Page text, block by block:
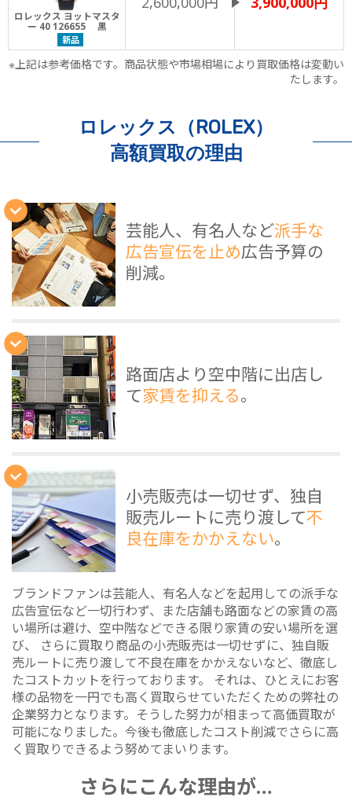
ロレックス ヨットマスタ
ー 40 126655 黒
新品
※上記は参考価格です。商品状態や市場相場により買取価格は変動い
たします。
ロレックス（ROLEX）
高額買取の理由
芸能人、有名人など派手な
広告宣伝を止め広告予算の
削減。
路面店より空中階に出店し
て家賃を抑える。
小売販売は一切せず、独自
販売ルートに売り渡して不
良在庫をかかえない。
ブランドファンは芸能人、有名人などを起用しての派手な
広告宣伝など一切行わず、また店舗も路面などの家賃の高
い場所は避け、空中階などできる限り家賃の安い場所を選
び、 さらに買取り商品の小売販売は一切せずに、独自販
売ルートに売り渡して不良在庫をかかえないなど、徹底し
たコストカットを行っております。 それは、ひとえにお客
様の品物を一円でも高く買取らせていただくための弊社の
企業努力となります。そうした努力が相まって高価買取が
可能になりました。今後も徹底したコスト削減でさらに高
く買取りできるよう努めてまいります。
さらにこんな理由が…